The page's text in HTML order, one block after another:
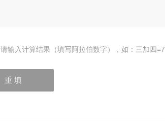
请输入计算结果（填写阿拉伯数字），如：三加四=7